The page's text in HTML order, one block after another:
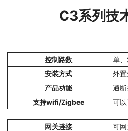
C3系列技
控制路数
单、
安装方式
外置
产品功能
通断
支持wifi/Zigbee
可
网关连接
可